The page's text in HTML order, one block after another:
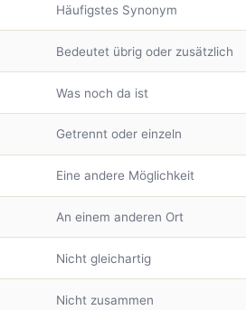
Häufigstes Synonym
Bedeutet übrig oder zusätzlich
Was noch da ist
Getrennt oder einzeln
Eine andere Möglichkeit
An einem anderen Ort
Nicht gleichartig
Nicht zusammen